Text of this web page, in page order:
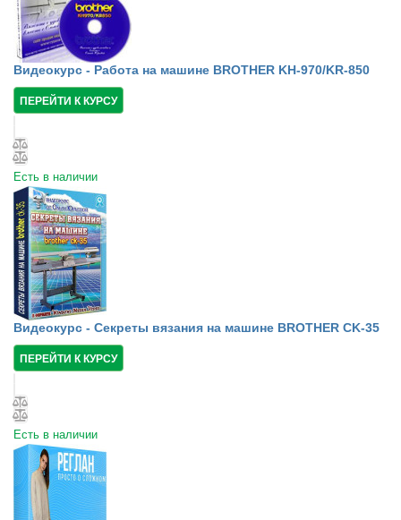
Видеокурс - Работа на машине BROTHER KH-970/KR-850
ПЕРЕЙТИ К КУРСУ
Есть в наличии
Видеокурс - Секреты вязания на машине BROTHER CK-35
ПЕРЕЙТИ К КУРСУ
Есть в наличии